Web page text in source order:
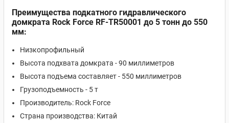
Преимущества подкатного гидравлического
домкрата Rock Force RF-TR50001 до 5 тонн до 550
мм:
Низкопрофильный
Высота подхвата домкрата - 90 миллиметров
Высота подъема составляет - 550 миллиметров
Грузоподъемность - 5 т
Производитель: Rock Force
Страна производства: Китай